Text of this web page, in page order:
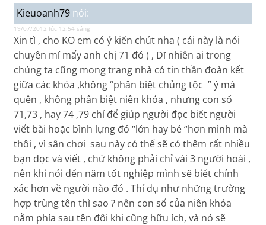
Kieuoanh79 nói:
19/07/2012 lúc 12:54 sáng
Xin tì , cho KO em có ý kiến chút nha ( cái này là nói
chuyên mí mấy anh chị 71 đó ) , Dĩ nhiên ai trong
chúng ta cũng mong trang nhà có tin thần đoàn kết
giữa các khóa ,không “phân biệt chủng tộc ” ý mà
quên , không phân biệt niên khóa , nhưng con số
71,73 , hay 74 ,79 chỉ để giúp người đọc biết người
viết bài hoặc bình lựng đó “lớn hay bé “hơn mình mà
thôi , vì sân chơi sau này có thể sẽ có thêm rất nhiều
bạn đọc và viết , chứ không phải chỉ vài 3 người hoài ,
nên khi nói đến năm tốt nghiệp mình sẽ biết chính
xác hơn về người nào đó . Thí dụ như những trường
hợp trùng tên thì sao ? nên con số của niên khóa
nằm phía sau tên đôi khi cũng hữu ích, và nó sẽ